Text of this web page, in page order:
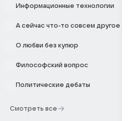
Информационные технологии
А сейчас что-то совсем другое
О любви без купюр
Философский вопрос
Политические дебаты
Смотреть все